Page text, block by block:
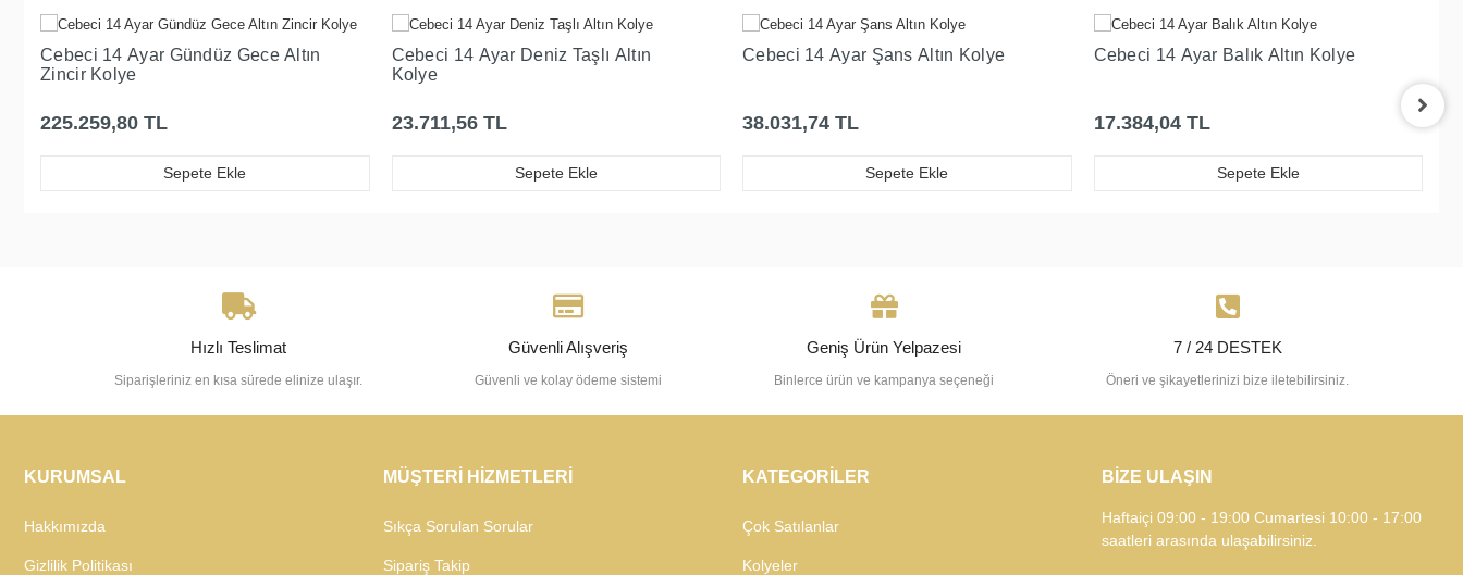
Cebeci 14 Ayar Gündüz Gece Altın
Zincir Kolye
225.259,80 TL
Sepete Ekle
Cebeci 14 Ayar Deniz Taşlı Altın
Kolye
23.711,56 TL
Sepete Ekle
Cebeci 14 Ayar Şans Altın Kolye
38.031,74 TL
Sepete Ekle
Cebeci 14 Ayar Balık Altın Kolye
17.384,04 TL
Sepete Ekle
Hızlı Teslimat
Siparişleriniz en kısa sürede elinize ulaşır.
Güvenli Alışveriş
Güvenli ve kolay ödeme sistemi
Geniş Ürün Yelpazesi
Binlerce ürün ve kampanya seçeneği
7 / 24 DESTEK
Öneri ve şikayetlerinizi bize iletebilirsiniz.
KURUMSAL
Hakkımızda
Gizlilik Politikası
MÜŞTERİ HİZMETLERİ
Sıkça Sorulan Sorular
Sipariş Takip
KATEGORİLER
Çok Satılanlar
Kolyeler
BİZE ULAŞIN
Haftaiçi 09:00 - 19:00 Cumartesi 10:00 - 17:00
saatleri arasında ulaşabilirsiniz.